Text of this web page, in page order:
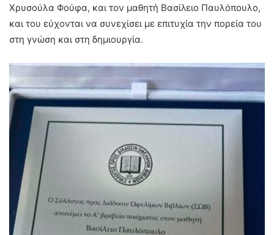
Χρυσούλα Φούφα, και τον μαθητή Βασίλειο Παυλόπουλο,
και του εύχονται να συνεχίσει με επιτυχία την πορεία του
στη γνώση και στη δημιουργία.